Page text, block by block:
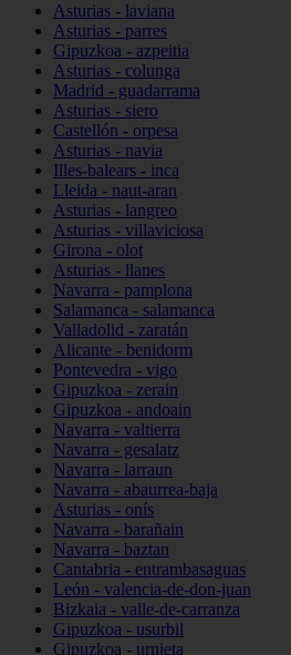
Asturias - laviana
Asturias - parres
Gipuzkoa - azpeitia
Asturias - colunga
Madrid - guadarrama
Asturias - siero
Castellón - orpesa
Asturias - navia
Illes-balears - inca
Lleida - naut-aran
Asturias - langreo
Asturias - villaviciosa
Girona - olot
Asturias - llanes
Navarra - pamplona
Salamanca - salamanca
Valladolid - zaratán
Alicante - benidorm
Pontevedra - vigo
Gipuzkoa - zerain
Gipuzkoa - andoain
Navarra - valtierra
Navarra - gesalatz
Navarra - larraun
Navarra - abaurrea-baja
Asturias - onís
Navarra - barañain
Navarra - baztan
Cantabria - entrambasaguas
León - valencia-de-don-juan
Bizkaia - valle-de-carranza
Gipuzkoa - usurbil
Gipuzkoa - urnieta